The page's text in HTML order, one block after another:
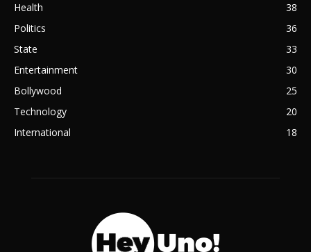
Health
38
Politics
36
State
33
Entertainment
30
Bollywood
25
Technology
20
International
18